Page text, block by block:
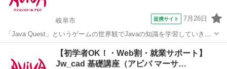
岐阜市 提携サイト 7月26日
「Java Quest」というゲームの世界観でJavaの知識を学習していきま
す。難しい専門用語も身近な言葉に置き換えて解説するから初学者で
の進め方などが自由に...
その他
【初学者OK！・Web割・就業サポート】
Jw_cad 基礎講座（アビバ マーサ…